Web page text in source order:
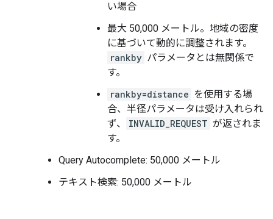
い場合
最大 50,000 メートル。地域の密度
に基づいて動的に調整されます。
rankby パラメータとは無関係で
す。
rankby=distance を使用する場
合、半径パラメータは受け入れられ
ず、
INVALID_REQUEST が返されま
す。
Query Autocomplete: 50,000 メートル
テキスト検索: 50,000 メートル